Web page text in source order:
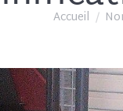
Vous êtes ici :
Accueil